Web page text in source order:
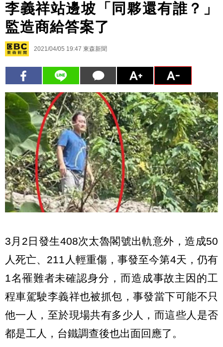
李義祥站邊坡「同夥還有誰？」
監造商給答案了
2021/04/05 19:47 東森新聞
3月2日發生408次太魯閣號出軌意外，造成50
人死亡、211人輕重傷，事發至今第4天，仍有
1名罹難者未確認身分，而造成事故主因的工
程車駕駛李義祥也被抓包，事發當下可能不只
他一人，至於現場共有多少人，而這些人是否
都是工人，台鐵調查後也出面回應了。